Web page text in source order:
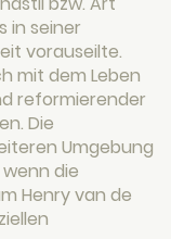
in seiner
vorauseilte.
mit dem Leben
reformierender
Die
Umgebung
die
Henry van de